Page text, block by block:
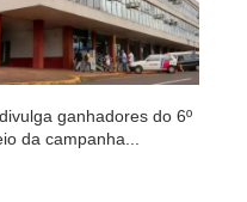
ganhadores do 6º
da campanha...